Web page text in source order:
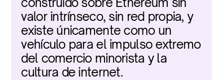
valor intrínseco, sin red propia, y
existe únicamente como un
vehículo para el impulso extremo
del comercio minorista y la
cultura de internet.